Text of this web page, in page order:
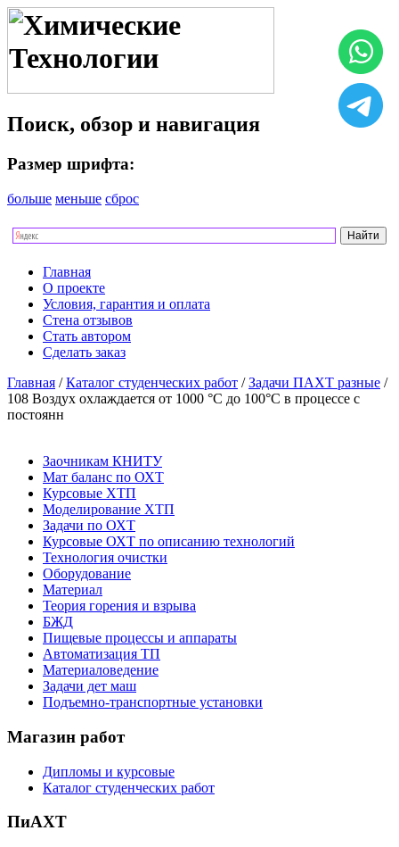
Поиск, обзор и навигация
Размер шрифта:
больше меньше сброс
Главная
О проекте
Условия, гарантия и оплата
Стена отзывов
Стать автором
Сделать заказ
Главная /Каталог студенческих работ /Задачи ПАХТ разные /
108 Воздух охлаждается от 1000 °С до 100°С в процессе с
постоянн
Заочникам КНИТУ
Мат баланс по ОХТ
Курсовые ХТП
Моделирование ХТП
Задачи по ОХТ
Курсовые ОХТ по описанию технологий
Технология очистки
Оборудование
Материал
Теория горения и взрыва
БЖД
Пищевые процессы и аппараты
Автоматизация ТП
Материаловедение
Задачи дет маш
Подъемно-транспортные установки
Магазин работ
Дипломы и курсовые
Каталог студенческих работ
ПиАХТ